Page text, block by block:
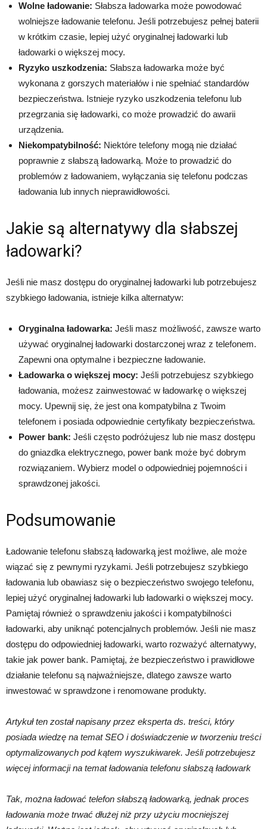
Wolne ładowanie: Słabsza ładowarka może powodować
wolniejsze ładowanie telefonu. Jeśli potrzebujesz pełnej baterii
w krótkim czasie, lepiej użyć oryginalnej ładowarki lub
ładowarki o większej mocy.
Ryzyko uszkodzenia: Słabsza ładowarka może być
wykonana z gorszych materiałów i nie spełniać standardów
bezpieczeństwa. Istnieje ryzyko uszkodzenia telefonu lub
przegrzania się ładowarki, co może prowadzić do awarii
urządzenia.
Niekompatybilność: Niektóre telefony mogą nie działać
poprawnie z słabszą ładowarką. Może to prowadzić do
problemów z ładowaniem, wyłączania się telefonu podczas
ładowania lub innych nieprawidłowości.
Jakie są alternatywy dla słabszej
ładowarki?
Jeśli nie masz dostępu do oryginalnej ładowarki lub potrzebujesz
szybkiego ładowania, istnieje kilka alternatyw:
Oryginalna ładowarka: Jeśli masz możliwość, zawsze warto
używać oryginalnej ładowarki dostarczonej wraz z telefonem.
Zapewni ona optymalne i bezpieczne ładowanie.
Ładowarka o większej mocy: Jeśli potrzebujesz szybkiego
ładowania, możesz zainwestować w ładowarkę o większej
mocy. Upewnij się, że jest ona kompatybilna z Twoim
telefonem i posiada odpowiednie certyfikaty bezpieczeństwa.
Power bank: Jeśli często podróżujesz lub nie masz dostępu
do gniazdka elektrycznego, power bank może być dobrym
rozwiązaniem. Wybierz model o odpowiedniej pojemności i
sprawdzonej jakości.
Podsumowanie
Ładowanie telefonu słabszą ładowarką jest możliwe, ale może
wiązać się z pewnymi ryzykami. Jeśli potrzebujesz szybkiego
ładowania lub obawiasz się o bezpieczeństwo swojego telefonu,
lepiej użyć oryginalnej ładowarki lub ładowarki o większej mocy.
Pamiętaj również o sprawdzeniu jakości i kompatybilności
ładowarki, aby uniknąć potencjalnych problemów. Jeśli nie masz
dostępu do odpowiedniej ładowarki, warto rozważyć alternatywy,
takie jak power bank. Pamiętaj, że bezpieczeństwo i prawidłowe
działanie telefonu są najważniejsze, dlatego zawsze warto
inwestować w sprawdzone i renomowane produkty.
Artykuł ten został napisany przez eksperta ds. treści, który
posiada wiedzę na temat SEO i doświadczenie w tworzeniu treści
optymalizowanych pod kątem wyszukiwarek. Jeśli potrzebujesz
więcej informacji na temat ładowania telefonu słabszą ładowark
Tak, można ładować telefon słabszą ładowarką, jednak proces
ładowania może trwać dłużej niż przy użyciu mocniejszej